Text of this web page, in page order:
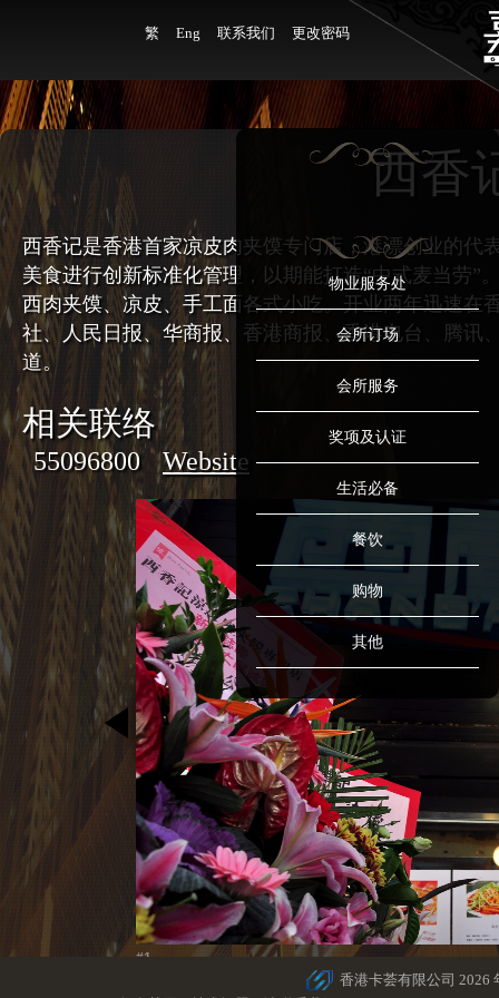
繁 Eng 联系我们 更改密码
物业服务处
会所订场
会所服务
奖项及认证
生活必备
餐饮
购物
其他
西香
西香记是香港首家凉皮肉夹馍专门店，港漂创业的代
美食进行创新标准化管理，以期能打造“中式麦当劳”
西肉夹馍、凉皮、手工面各式小吃。开业两年迅速在
社、人民日报、华商报、香港商报、香港电台、腾讯
道。
相关联络
55096800 Website
#1
香港卡荟有限公司 2026